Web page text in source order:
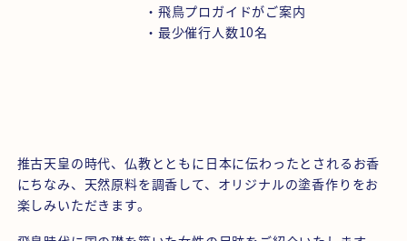
・飛鳥プロガイドがご案内
・最少催行人数10名
推古天皇の時代、仏教とともに日本に伝わったとされるお香
にちなみ、天然原料を調香して、オリジナルの塗香作りをお
楽しみいただきます。